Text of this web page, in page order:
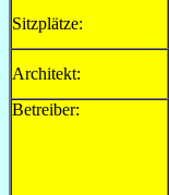
Sitzplätze:
Architekt:
Betreiber: